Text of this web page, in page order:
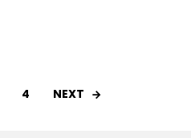
4 NEXT